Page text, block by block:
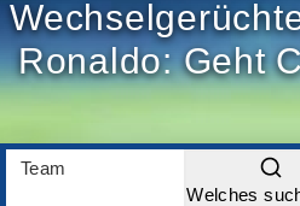
Ronaldo: Geht
Team
Welches